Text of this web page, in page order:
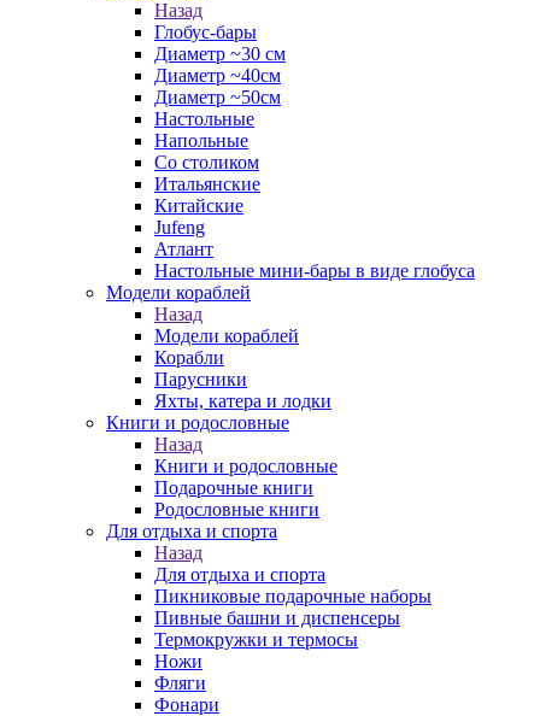
Назад
Глобус-бары
Диаметр ~30 см
Диаметр ~40см
Диаметр ~50см
Настольные
Напольные
Со столиком
Итальянские
Китайские
Jufeng
Атлант
Настольные мини-бары в виде глобуса
Модели кораблей
Назад
Модели кораблей
Корабли
Парусники
Яхты, катера и лодки
Книги и родословные
Назад
Книги и родословные
Подарочные книги
Родословные книги
Для отдыха и спорта
Назад
Для отдыха и спорта
Пикниковые подарочные наборы
Пивные башни и диспенсеры
Термокружки и термосы
Ножи
Фляги
Фонари